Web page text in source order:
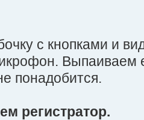
с кнопками и
Выпаиваем
понадобится.
регистратор.